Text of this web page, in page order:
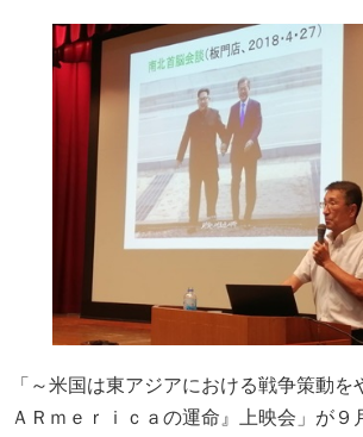
「～米国は東アジアにおける戦争策動を
ＡＲｍｅｒｉｃａの運命』上映会」が９